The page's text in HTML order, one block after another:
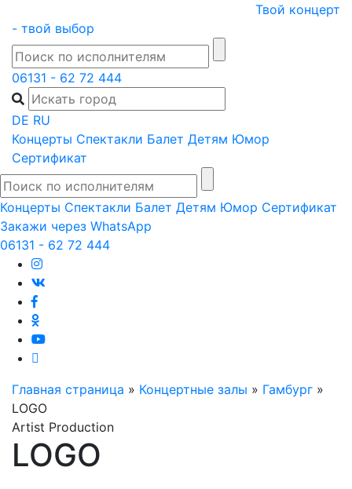
content
Твой концерт
- твой выбор
06131 - 62 72 444
DE RU
Концерты Спектакли Балет Детям Юмор
Сертификат
Концерты Спектакли Балет Детям Юмор Сертификат
Закажи через WhatsApp
06131 - 62 72 444
Главная страница » Концертные залы » Гамбург »
LOGO
Artist Production
LOGO